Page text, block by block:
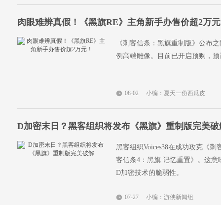
肉眼难辨真假！《黑旗RE》主角新手办售价超2万
《刺客信条：黑旗重制版》公布
例高端雕像。目前已开启预购，
08-02 小编：夏天一份西瓜皮
D加密末日？黑客组织将发布《黑旗》重制版完美破
黑客组织Voices38在成功攻克《
客信条4：黑旗 记忆重置》。这
D加密技术的脆弱性。
07-27 小编：游侠新闻组